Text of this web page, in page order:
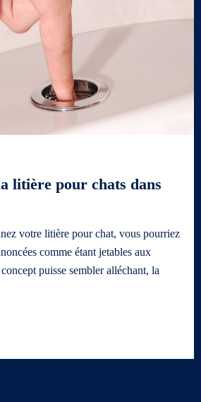
litière pour chats dans
votre litière pour chat, vous pourriez
comme étant jetables aux
puisse sembler alléchant, la